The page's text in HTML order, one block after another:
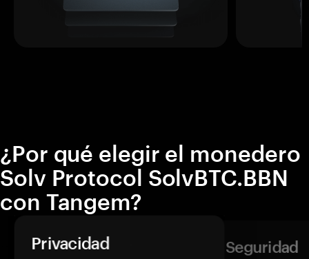
¿Por qué elegir el monedero
Solv Protocol SolvBTC.BBN
con Tangem?
Privacidad Seguridad